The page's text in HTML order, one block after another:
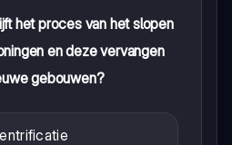
het proces van het slopen
en deze vervangen
gebouwen?